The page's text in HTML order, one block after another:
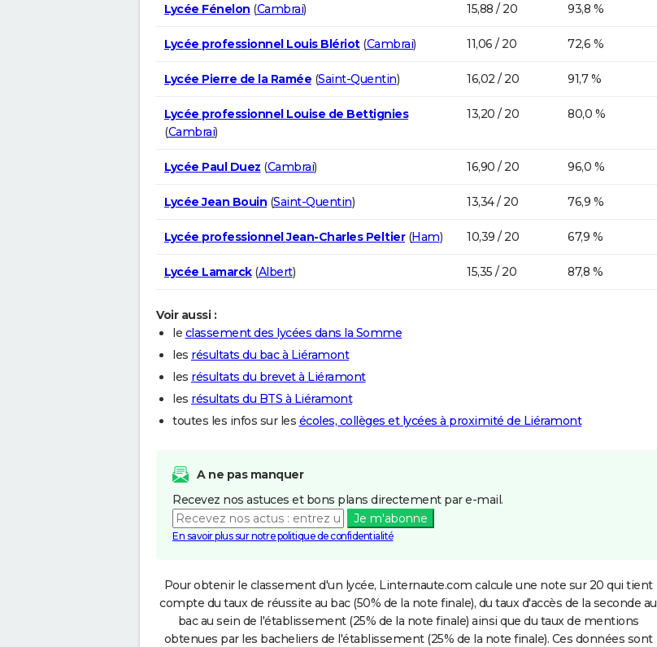
Lycée Fénelon (Cambrai) 15,88 / 20 93,8 %
Lycée professionnel Louis Blériot(Cambrai) 11,06 / 20 72,6 %
Lycée Pierre de la Ramée (Saint-Quentin) 16,02 / 20 91,7 %
Lycée professionnel Louise de Bettignies
(Cambrai)
13,20 / 20 80,0 %
Lycée Paul Duez (Cambrai) 16,90 / 20 96,0 %
Lycée Jean Bouin (Saint-Quentin) 13,34 / 20 76,9 %
Lycée professionnel Jean-Charles Peltier(Ham) 10,39 / 20 67,9 %
Lycée Lamarck(Albert) 15,35 / 20 87,8 %
Voir aussi :
le classement des lycées dans la Somme
les résultats du bac à Liéramont
les résultats du brevet à Liéramont
les résultats du BTS à Liéramont
toutes les infos sur les écoles, collèges et lycées à proximité de Liéramont
A ne pas manquer
Recevez nos astuces et bons plans directement par e-mail.
Je m'abonne
En savoir plus sur notre politique de confidentialité
Pour obtenir le classement d'un lycée, Linternaute.com calcule une note sur 20 qui tient
compte du taux de réussite au bac (50% de la note finale), du taux d'accès de la seconde au
bac au sein de l'établissement (25% de la note finale) ainsi que du taux de mentions
obtenues par les bacheliers de l'établissement (25% de la note finale). Ces données sont